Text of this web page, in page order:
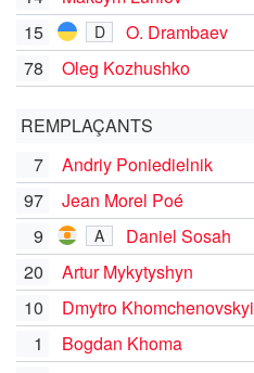
15 D
O. Drambaev
78
Oleg Kozhushko
REMPLAÇANTS
7
Andriy Poniedielnik
97 Jean Morel Poé
9 A Daniel Sosah
20 Artur Mykytyshyn
10 Dmytro Khomchenovskyi
1
Bogdan Khoma